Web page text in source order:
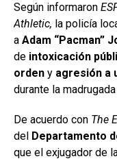
Según informaron
Athletic, la policía
a Adam “Pacman”
de intoxicación
orden y agresión a
durante la
De acuerdo con The
del Departamento
que el exjugador de